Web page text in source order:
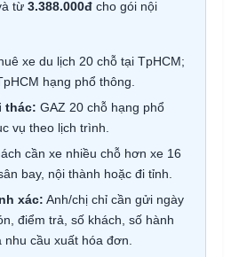
từ 3.388.000đ cho gói nội
xe du lịch 20 chỗ tại TpHCM;
hạng phổ thông.
thác: GAZ 20 chỗ hạng phổ
vụ theo lịch trình.
cần xe nhiều chỗ hơn xe 16
bay, nội thành hoặc đi tỉnh.
xác: Anh/chị chỉ cần gửi ngày
điểm trả, số khách, số hành
cầu xuất hóa đơn.